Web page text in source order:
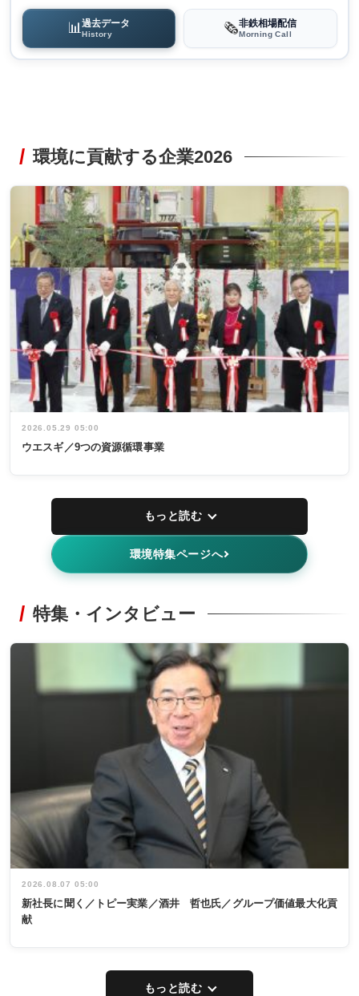
📊過去データ
History 🗞️非鉄相場配信
Morning Call
環境に貢献する企業2026
2026.05.29 05:00
ウエスギ／9つの資源循環事業
もっと読む
環境特集ページへ
特集・インタビュー
2026.08.07 05:00
新社長に聞く／トピー実業／酒井 哲也氏／グループ価値最大化貢
献
もっと読む